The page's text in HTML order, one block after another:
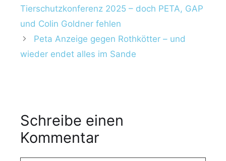
n
w
ö
t
e
Tierschutzkonferenz 2025 – doch PETA, GAP
und Colin Goldner fehlen
Peta Anzeige gegen Rothkötter – und
wieder endet alles im Sande
Schreibe einen
Kommentar